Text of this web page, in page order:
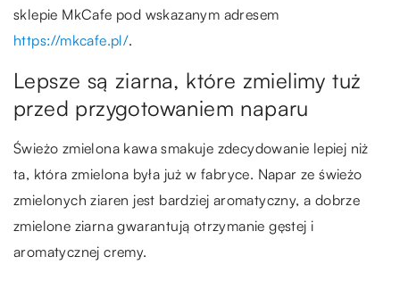
sklepie MkCafe pod wskazanym adresem
https://mkcafe.pl/.
Lepsze są ziarna, które zmielimy tuż
przed przygotowaniem naparu
Świeżo zmielona kawa smakuje zdecydowanie lepiej niż
ta, która zmielona była już w fabryce. Napar ze świeżo
zmielonych ziaren jest bardziej aromatyczny, a dobrze
zmielone ziarna gwarantują otrzymanie gęstej i
aromatycznej cremy.